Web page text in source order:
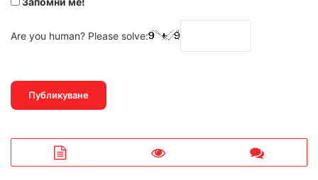
Are you human? Please solve: